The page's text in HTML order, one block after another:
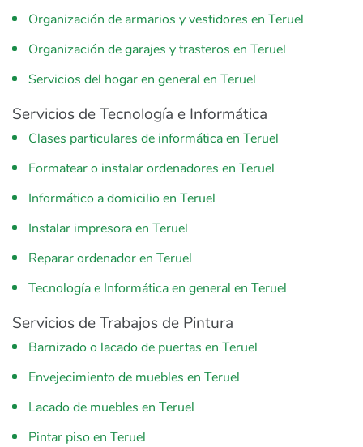
Organización de armarios y vestidores en Teruel
Organización de garajes y trasteros en Teruel
Servicios del hogar en general en Teruel
Servicios de Tecnología e Informática
Clases particulares de informática en Teruel
Formatear o instalar ordenadores en Teruel
Informático a domicilio en Teruel
Instalar impresora en Teruel
Reparar ordenador en Teruel
Tecnología e Informática en general en Teruel
Servicios de Trabajos de Pintura
Barnizado o lacado de puertas en Teruel
Envejecimiento de muebles en Teruel
Lacado de muebles en Teruel
Pintar piso en Teruel